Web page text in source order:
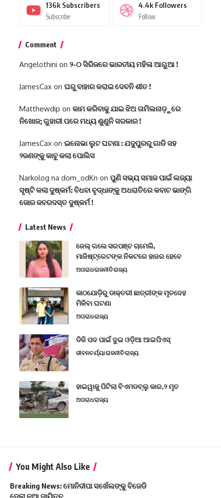
136k Subscribers
Subscribe
4.4k Followers
Follow
Comment
Angelothini on ୨-୦ ସିରିଜରେ ଭାରତୀୟ ମହିଳା ଆଗୁଆ !
JamesCax on ଘରୁ ବାହାର କରାଇ ଦେବନି ଶୀତ !
Matthewdip on କାମ କରିବାକୁ ଯାଇ ଝିଅ ତାମିଲନାଡ଼ୁରେ
ନିଖୋଜ; ଗୁହାରୀ ପରେ ମଧ୍ୟ ଶୁଣୁନି ସରକାର !
JamesCax on ଇନୋଭା ଲୁଟ ଘଟଣା : ଯଦୁପୁରରୁ ଗାଡି ସହ
୨ଜଣଙ୍କୁ କାବୁ କଲା ପୋଲିସ
Narkolog na dom_odKn on ପୁଣି ସଭ୍ୟ ସମାଜ ପାଇଁ ଲଜ୍ୟା
ସୃଷ୍ଟି କଲା ଦୁଷ୍କର୍ମ: ବିଧବା ବୃଦ୍ଧାଙ୍କୁ ଅଧରାତିରେ କବାଟ ଭାଙ୍ଗି
ଜୋର ଜବରଦସ୍ତ ଦୁଷ୍କର୍ମ !
Latest News
ଜେଲ୍ ଗଲେ ସରପଞ୍ଚ ଚାମେଲି,
ମାଜିଷ୍ଟ୍ରେଟଙ୍କ ନିକଟରେ ହାଜର ହେବେ
ଅପରାଧରାଜନୀତିରାଜ୍ୟ
କାଠଯୋଡ଼ିରୁ ଡାକ୍ତରୀ ଛାତ୍ରୀଙ୍କ ମୃତଦେହ
ମିଳିବା ଘଟଣା
ଅପରାଧରାଜ୍ୟ
ଡିଜି ପଦ ପାଇଁ ଦୁଇ ଓଡ଼ିଆ ଆଇପିଏସ୍
ଜୀବନଚର୍ଯ୍ୟାରାଜନୀତିରାଜ୍ୟ
ହାଇୱାକୁ ପିଟିଲା ବିଏମଡବ୍ଲୁ କାର,୨ ମୃତ
ଅପରାଧରାଜ୍ୟ
You Might Also Like
Breaking News: ମୋନିଦୀପା ସର୍ଖେଲଙ୍କୁ ବିଜେଡି